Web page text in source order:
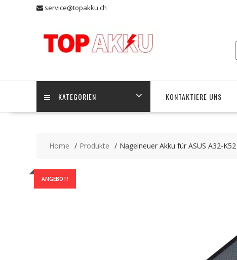
service@topakku.ch
KATEGORIEN KONTAKTIERE UNS
Home Produkte Nagelneuer Akku für ASUS A32-K52
ANGEBOT!